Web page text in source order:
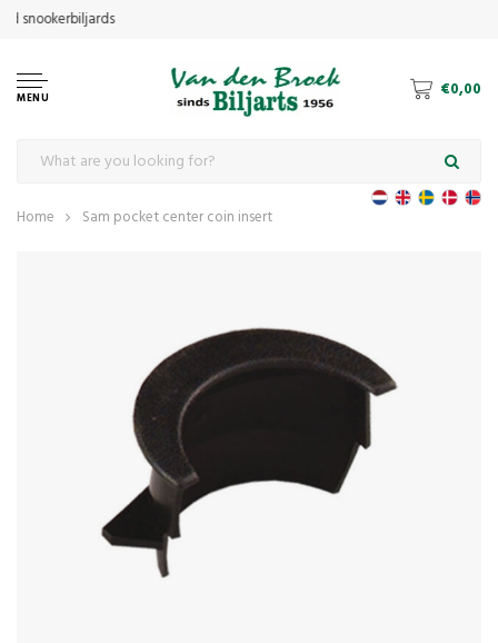
MENU €0,00
Home Sam pocket center coin insert